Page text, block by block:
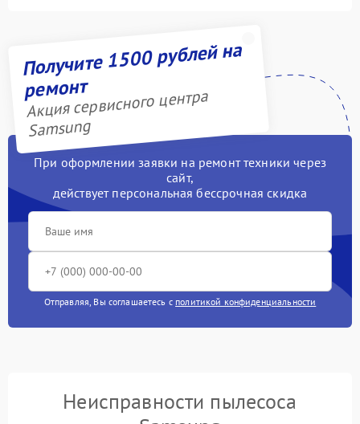
Получите 1500 рублей на
ремонт
Акция сервисного центра
Samsung
При оформлении заявки на ремонт техники через
сайт,
действует персональная бессрочная скидка
Отправляя, Вы соглашаетесь с политикой конфиденциальности
Неисправности пылесоса